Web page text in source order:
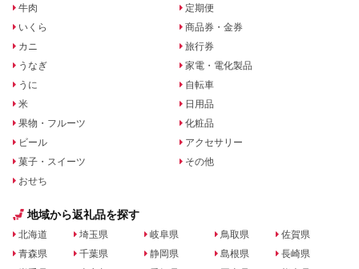
牛肉
いくら
カニ
うなぎ
うに
米
果物・フルーツ
ビール
菓子・スイーツ
おせち
定期便
商品券・金券
旅行券
家電・電化製品
自転車
日用品
化粧品
アクセサリー
その他
地域から返礼品を探す
北海道
青森県
埼玉県
千葉県
岐阜県
静岡県
鳥取県
島根県
佐賀県
長崎県